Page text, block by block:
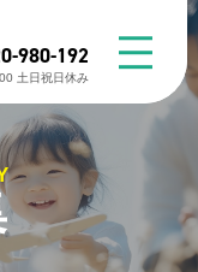
980-192
⼟⽇祝⽇休み